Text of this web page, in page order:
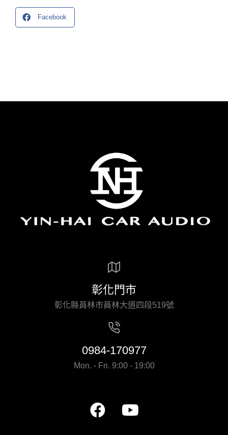
Facebook
彰化門市
彰化縣員林市員林大道四段519號
0984-170977
Mon. - Fri. 9:00 - 19:00